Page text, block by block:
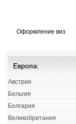
Оформление виз
Европа:
Австрия
Бельгия
Болгария
Великобритания